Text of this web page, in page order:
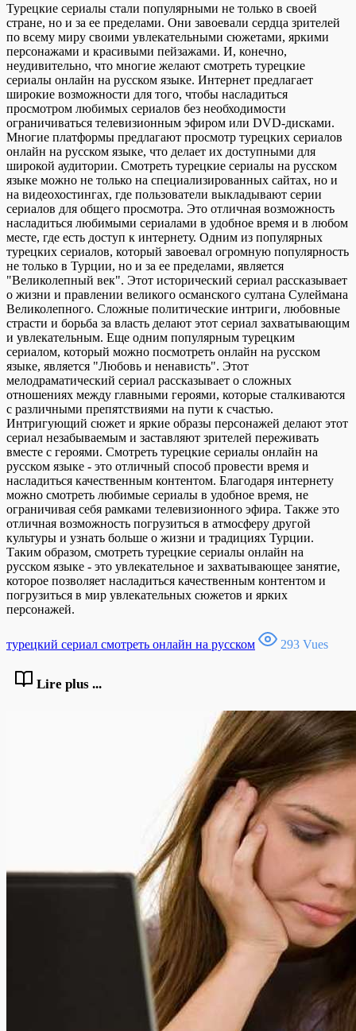
Турецкие сериалы стали популярными не только в своей
стране, но и за ее пределами. Они завоевали сердца зрителей
по всему миру своими увлекательными сюжетами, яркими
персонажами и красивыми пейзажами. И, конечно,
неудивительно, что многие желают смотреть турецкие
сериалы онлайн на русском языке. Интернет предлагает
широкие возможности для того, чтобы насладиться
просмотром любимых сериалов без необходимости
ограничиваться телевизионным эфиром или DVD-дисками.
Многие платформы предлагают просмотр турецких сериалов
онлайн на русском языке, что делает их доступными для
широкой аудитории. Смотреть турецкие сериалы на русском
языке можно не только на специализированных сайтах, но и
на видеохостингах, где пользователи выкладывают серии
сериалов для общего просмотра. Это отличная возможность
насладиться любимыми сериалами в удобное время и в любом
месте, где есть доступ к интернету. Одним из популярных
турецких сериалов, который завоевал огромную популярность
не только в Турции, но и за ее пределами, является
"Великолепный век". Этот исторический сериал рассказывает
о жизни и правлении великого османского султана Сулеймана
Великолепного. Сложные политические интриги, любовные
страсти и борьба за власть делают этот сериал захватывающим
и увлекательным. Еще одним популярным турецким
сериалом, который можно посмотреть онлайн на русском
языке, является "Любовь и ненависть". Этот
мелодраматический сериал рассказывает о сложных
отношениях между главными героями, которые сталкиваются
с различными препятствиями на пути к счастью.
Интригующий сюжет и яркие образы персонажей делают этот
сериал незабываемым и заставляют зрителей переживать
вместе с героями. Смотреть турецкие сериалы онлайн на
русском языке - это отличный способ провести время и
насладиться качественным контентом. Благодаря интернету
можно смотреть любимые сериалы в удобное время, не
ограничивая себя рамками телевизионного эфира. Также это
отличная возможность погрузиться в атмосферу другой
культуры и узнать больше о жизни и традициях Турции.
Таким образом, смотреть турецкие сериалы онлайн на
русском языке - это увлекательное и захватывающее занятие,
которое позволяет насладиться качественным контентом и
погрузиться в мир увлекательных сюжетов и ярких
персонажей.
турецкий сериал смотреть онлайн на русском 293 Vues
Lire plus ...